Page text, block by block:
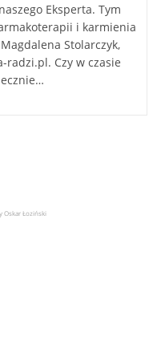
Eksperta. Tym
i karmienia
Stolarczyk,
Czy w czasie
Oskar Łoziński